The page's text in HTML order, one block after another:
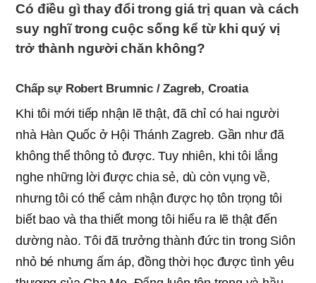
Có điều gì thay đổi trong giá trị quan và cách
suy nghĩ trong cuộc sống kể từ khi quý vị
trở thành người chăn không?
Chấp sự Robert Brumnic / Zagreb, Croatia
Khi tôi mới tiếp nhận lẽ thật, đã chỉ có hai người
nhà Hàn Quốc ở Hội Thánh Zagreb. Gần như đã
không thể thông tỏ được. Tuy nhiên, khi tôi lắng
nghe những lời được chia sẻ, dù còn vụng về,
nhưng tôi có thể cảm nhận được họ tôn trọng tôi
biết bao và tha thiết mong tôi hiểu ra lẽ thật đến
dường nào. Tôi đã trưởng thành đức tin trong Siôn
nhỏ bé nhưng ấm áp, đồng thời học được tình yêu